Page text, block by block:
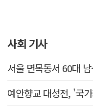
사회 기사
예안향교 대성전, '국